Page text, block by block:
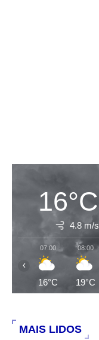
16°C
4.8 m/s
07:00
16°C
08:00
19°C
‹
MAIS LIDOS